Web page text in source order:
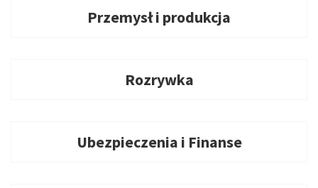
Przemysł i produkcja
Rozrywka
Ubezpieczenia i Finanse